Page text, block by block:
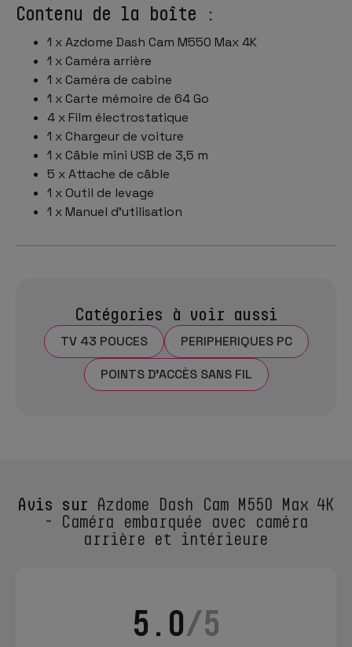
Contenu de la boîte :
1 x Azdome Dash Cam M550 Max 4K
1 x Caméra arrière
1 x Caméra de cabine
1 x Carte mémoire de 64 Go
4 x Film électrostatique
1 x Chargeur de voiture
1 x Câble mini USB de 3,5 m
5 x Attache de câble
1 x Outil de levage
1 x Manuel d'utilisation
Catégories à voir aussi
TV 43 POUCES
PERIPHERIQUES PC
POINTS D'ACCÈS SANS FIL
Avis sur Azdome Dash Cam M550 Max 4K
- Caméra embarquée avec caméra
arrière et intérieure
5.0/5